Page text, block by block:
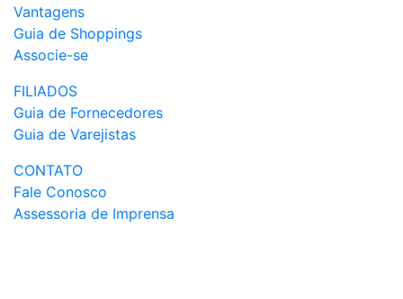
Vantagens
Guia de Shoppings
Associe-se
FILIADOS
Guia de Fornecedores
Guia de Varejistas
CONTATO
Fale Conosco
Assessoria de Imprensa